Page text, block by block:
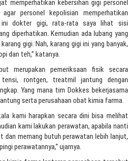
memperhatikan kebersihan gigi personel
personel kepolisian memperhatikan
ini dokter gigi, rata-rata saya lihat sisi
diperhatikan. Kemudian ada lubang yang
gigi. Nah, karang gigi ini yang banyak,
dan teh,” katanya.
merupakan pemeriksaan fisik secara
rontgen, treatmil jantung dengan
Yang mana tim Dokkes bekerjasama
serta perusahaan obat kimia farma.
kami harapkan secara dini bisa melihat
kami lakukan perawatan, apabila nanti
dan memang butuh perawatan lebih lanjut,
perawatannya,” ujarnya.